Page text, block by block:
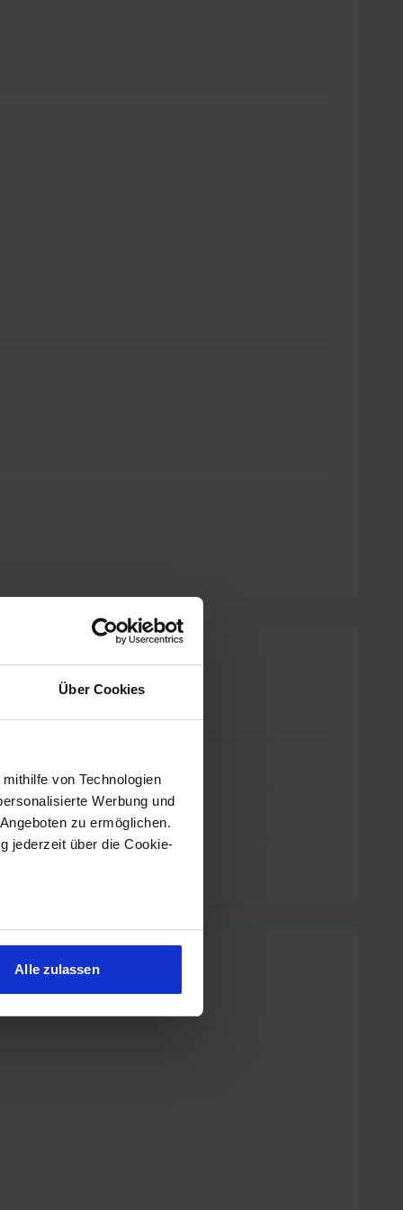
Über Cookies
von Technologien
Werbung und
zu ermöglichen.
jederzeit über die Cookie-
können
Präferenzen im
Verwendung unserer
Alle zulassen